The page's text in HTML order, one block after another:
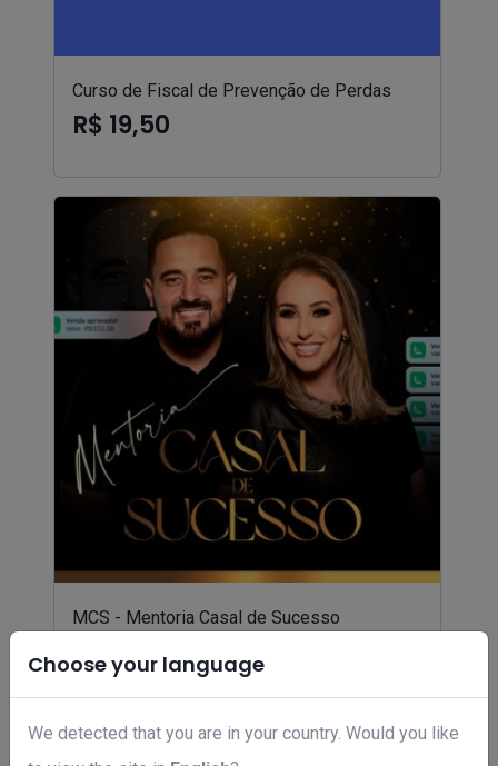
Choose your language
We detected that you are in your country. Would you like
Curso de Fiscal de Prevenção de Perdas
R$ 19,50
MCS - Mentoria Casal de Sucesso
R$ 497,00